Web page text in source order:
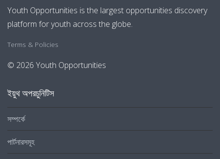
Youth Opportunities is the largest opportunities discovery
platform for youth across the globe.
Terms & Policies
© 2026 Youth Opportunities
ইয়ুথ অপরচুনিটিস
সম্পর্কে
পার্টনারসমূহ